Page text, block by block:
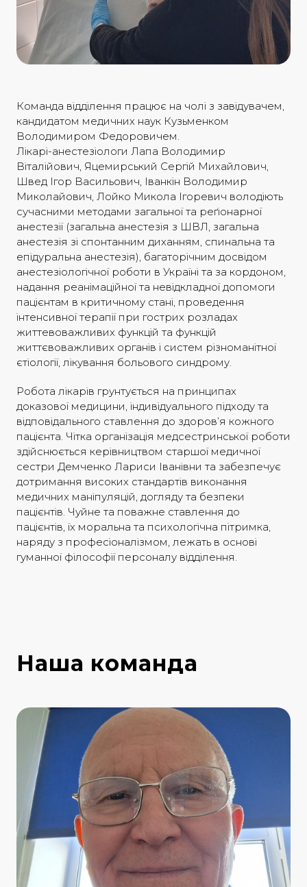
Команда відділення працює на чолі з завідувачем,
кандидатом медичних наук Кузьменком
Володимиром Федоровичем.
Лікарі-анестезіологи Лапа Володимир
Віталійович, Яцемирський Сергій Михайлович,
Швед Ігор Васильович, Іванкін Володимир
Миколайович, Лойко Микола Ігоревич володіють
сучасними методами загальної та реґіонарної
анестезії (загальна анестезія з ШВЛ, загальна
анестезія зі спонтанним диханням, спинальна та
епідуральна анестезія), багаторічним досвідом
анестезіологічної роботи в Україні та за кордоном,
надання реанімаційної та невідкладної допомоги
пацієнтам в критичному стані, проведення
інтенсивної терапії при гострих розладах
життевоважливих функцій та функцій
життєвоважливих органів і систем різноманітної
єтіології, лікування больового синдрому.
Робота лікарів грунтується на принципах
доказової медицини, індивідуального підходу та
відповідального ставлення до здоров’я кожного
пацієнта. Чітка організація медсестринської роботи
здійснюється керівництвом старшої медичної
сестри Демченко Лариси Іванівни та забезпечує
дотримання високих стандартів виконання
медичних маніпуляцій, догляду та безпеки
пацієнтів. Чуйне та поважне ставлення до
пацієнтів, їх моральна та психологічна пітримка,
наряду з професіоналізмом, лежать в основі
гуманної філософії персоналу відділення.
Наша команда